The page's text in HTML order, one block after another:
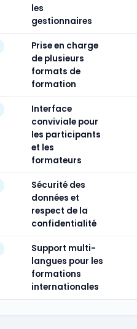
les
gestionnaires
Prise en charge
de plusieurs
formats de
formation
Interface
conviviale pour
les participants
et les
formateurs
Sécurité des
données et
respect de la
confidentialité
Support multi-
langues pour les
formations
internationales